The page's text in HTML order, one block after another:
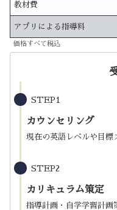
教材費
アプリによる指導料
価格すべて税込
STEP1
カウンセリング
現在の英語レベルや目標
STEP2
カリキュラム策定
指導計画・自学学習計画